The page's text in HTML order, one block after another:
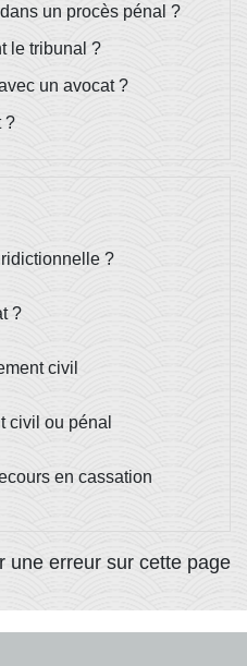
un procès pénal ?
le tribunal ?
un avocat ?
?
?
?
civil
civil ou pénal
en cassation
une erreur sur cette page